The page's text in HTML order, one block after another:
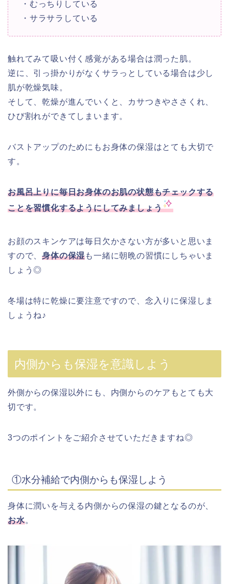
・むっちりしている
・サラサラしている
触れてみて吸い付く感覚がある場合は潤った肌。
逆に、引っ掛かりがなくサラっとしている場合は少し
肌が乾燥気味。
そして、乾燥が進んでいくと、カサつきやささくれ、
ひび割れができてしまいます。
バストアップのためにもお身体の保湿はとても大切で
す。
お風呂上りに毎日お身体のお肌の状態もチェックする
ことを習慣化するようにしてみましょう
お顔のスキンケアは毎日欠かさない方が多いと思いま
すので、身体の保湿も一緒に朝晩の習慣にしちゃいま
しょう◎
冬場は特に乾燥に要注意ですので、念入りに保湿しま
しょうね♪
内側からも保湿を意識しよう
外側からの保湿以外にも、内側からのケアもとても大
切です。
3つのポイントをご紹介させていただきますね◎
①水分補給で内側からも保湿しよう
身体に潤いを与える内側からの保湿の鍵となるのが、
お水。